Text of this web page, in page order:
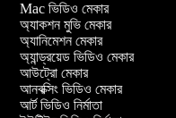
Mac ভিডিও মেকার
অ্যাকশন মুভি মেকার
অ্যানিমেশন মেকার
অ্যান্ড্রয়েড ভিডিও মেকার
আউট্রো মেকার
আনবক্সিং ভিডিও মেকার
আর্ট ভিডিও নির্মাতা